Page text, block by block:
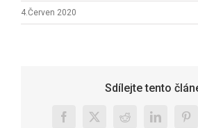
4.Červen 2020
Sdílejte tento
Facebook
X RedditLinkedIn